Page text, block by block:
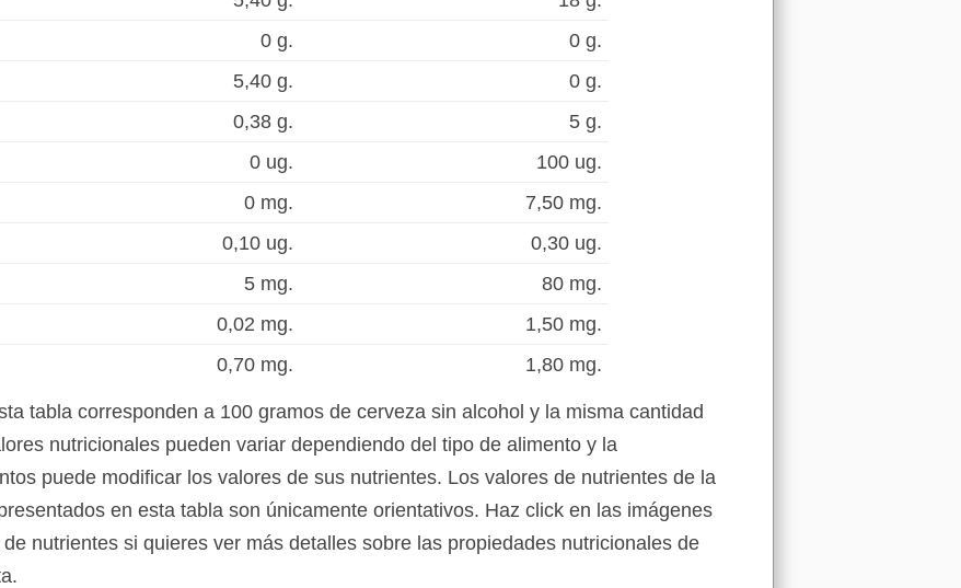
0 g.
0 g.
5,40 g.
0 g.
0,38 g.
5 g.
0 ug.
100 ug.
0 mg.
7,50 mg.
0,10 ug.
0,30 ug.
5 mg.
80 mg.
0,02 mg.
1,50 mg.
0,70 mg. 1,80 mg.
tabla corresponden a 100 gramos de cerveza sin alcohol y la misma cantidad
nutricionales pueden variar dependiendo del tipo de alimento y la
puede modificar los valores de sus nutrientes. Los valores de nutrientes de la
en esta tabla son únicamente orientativos. Haz click en las imágenes
nutrientes si quieres ver más detalles sobre las propiedades nutricionales de